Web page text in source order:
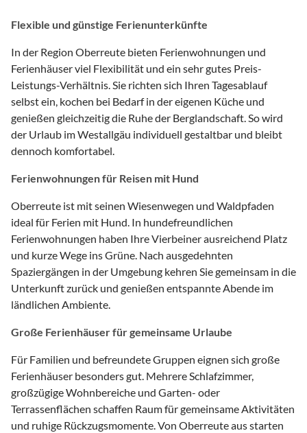
Flexible und günstige Ferienunterkünfte
In der Region Oberreute bieten Ferienwohnungen und
Ferienhäuser viel Flexibilität und ein sehr gutes Preis-
Leistungs-Verhältnis. Sie richten sich Ihren Tagesablauf
selbst ein, kochen bei Bedarf in der eigenen Küche und
genießen gleichzeitig die Ruhe der Berglandschaft. So wird
der Urlaub im Westallgäu individuell gestaltbar und bleibt
dennoch komfortabel.
Ferienwohnungen für Reisen mit Hund
Oberreute ist mit seinen Wiesenwegen und Waldpfaden
ideal für Ferien mit Hund. In hundefreundlichen
Ferienwohnungen haben Ihre Vierbeiner ausreichend Platz
und kurze Wege ins Grüne. Nach ausgedehnten
Spaziergängen in der Umgebung kehren Sie gemeinsam in die
Unterkunft zurück und genießen entspannte Abende im
ländlichen Ambiente.
Große Ferienhäuser für gemeinsame Urlaube
Für Familien und befreundete Gruppen eignen sich große
Ferienhäuser besonders gut. Mehrere Schlafzimmer,
großzügige Wohnbereiche und Garten- oder
Terrassenflächen schaffen Raum für gemeinsame Aktivitäten
und ruhige Rückzugsmomente. Von Oberreute aus starten